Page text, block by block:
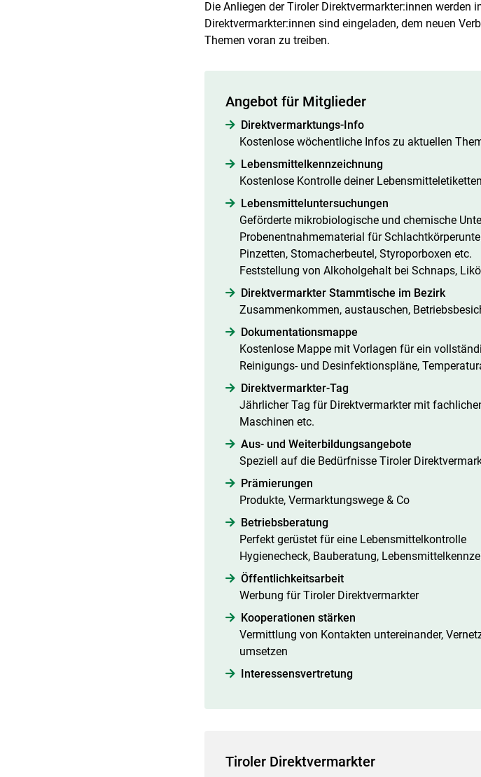
Skip to
Die Anliegen der Tiroler Direktvermarkter:innen werden
Direktvermarkter:innen sind eingeladen, dem neuen
Themen voran zu treiben.
Angebot für Mitglieder
Direktvermarktungs-Info
Kostenlose wöchentliche Infos zu aktuellen
Lebensmittelkennzeichnung
Kostenlose Kontrolle deiner Lebensmitteletiketten
Lebensmitteluntersuchungen
Geförderte mikrobiologische und chemische
Probenentnahmematerial für
Pinzetten, Stomacherbeutel, Styroporboxen etc.
Feststellung von Alkoholgehalt bei Schnaps,
Direktvermarkter Stammtische im Bezirk
Zusammenkommen, austauschen,
Dokumentationsmappe
Kostenlose Mappe mit Vorlagen für ein
Reinigungs- und Desinfektionspläne,
Direktvermarkter-Tag
Jährlicher Tag für Direktvermarkter mit
Maschinen etc.
Aus- und Weiterbildungsangebote
Speziell auf die Bedürfnisse Tiroler
Prämierungen
Produkte, Vermarktungswege & Co
Betriebsberatung
Perfekt gerüstet für eine Lebensmittelkontrolle
Hygienecheck, Bauberatung,
Öffentlichkeitsarbeit
Werbung für Tiroler Direktvermarkter
Kooperationen stärken
Vermittlung von Kontakten untereinander,
umsetzen
Interessensvertretung
Tiroler Direktvermarkter